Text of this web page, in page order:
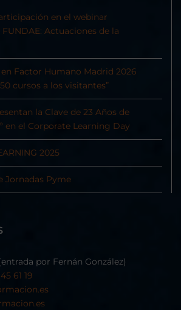
en el webinar
Actuaciones de la
Factor Humano Madrid 2026
cursos a los visitantes”
la Clave de 23 Años de
en el Corporate Learning Day
2025
Jornadas Pyme
por Fernán González)
61 19